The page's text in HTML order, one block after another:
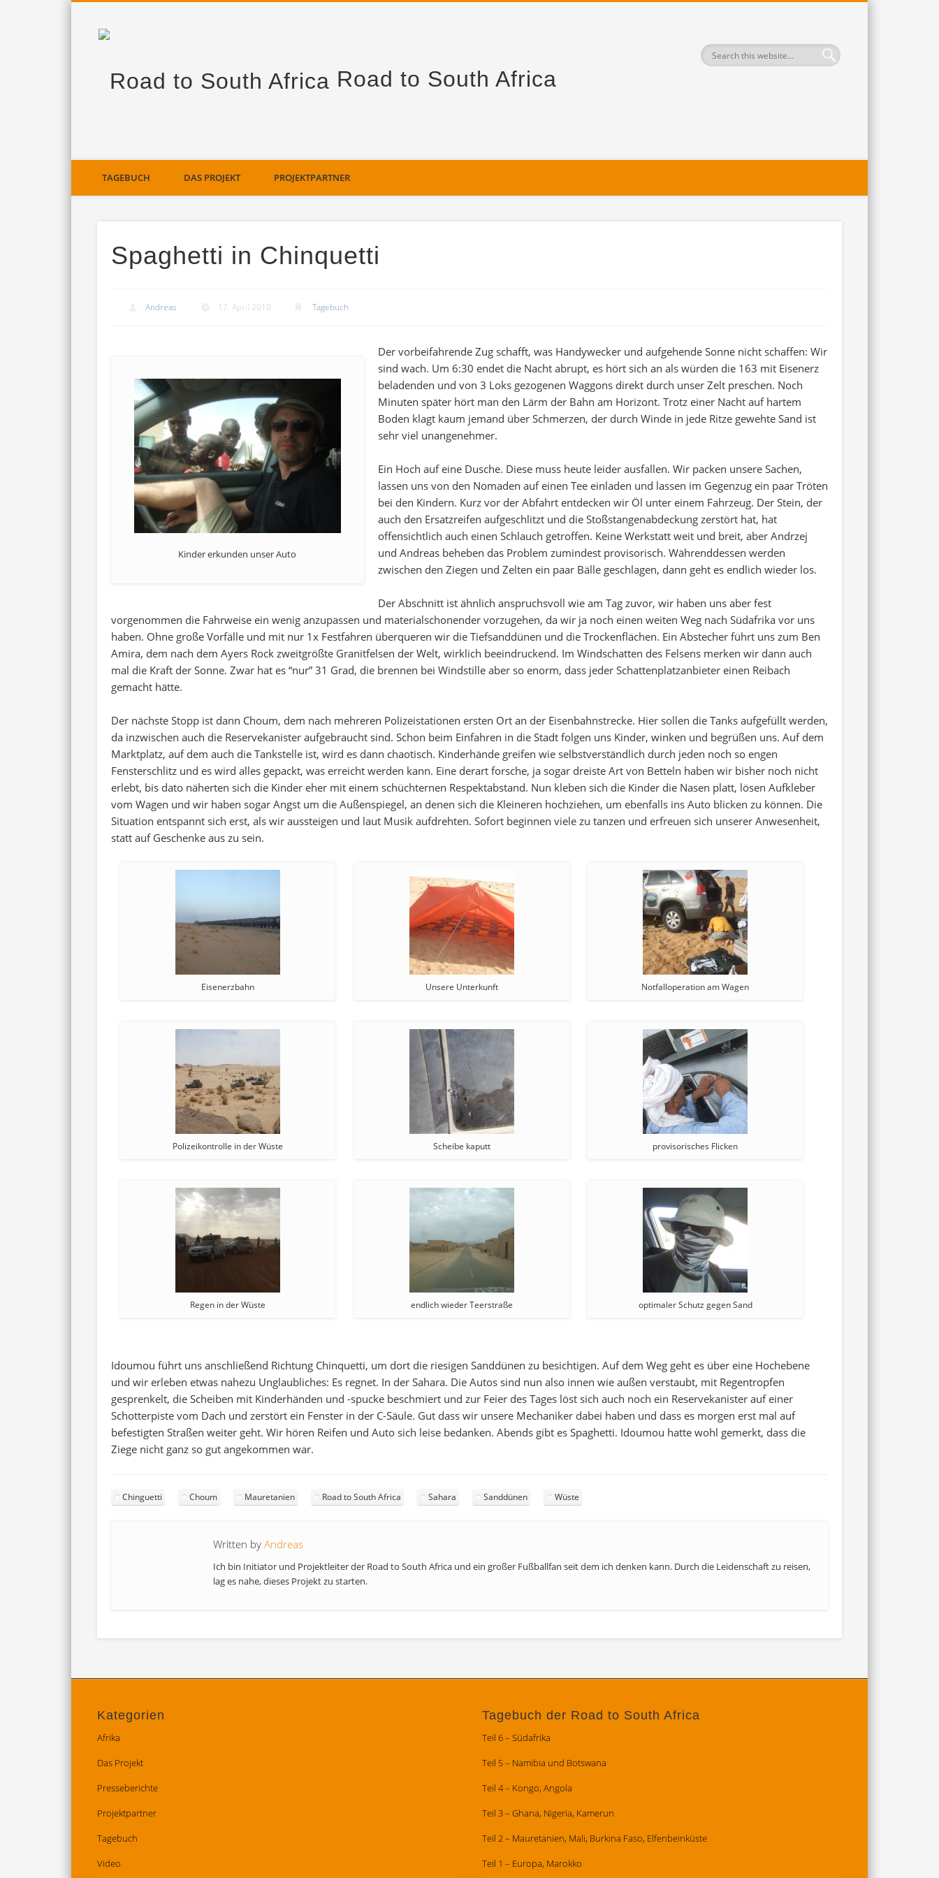
Road to South Africa
TAGEBUCH DAS PROJEKT PROJEKTPARTNER
Spaghetti in Chinquetti
Andreas 17. April 2010 Tagebuch
Kinder erkunden unser Auto
Der vorbeifahrende Zug schafft, was Handywecker und aufgehende Sonne nicht schaffen: Wir
sind wach. Um 6:30 endet die Nacht abrupt, es hört sich an als würden die 163 mit Eisenerz
beladenden und von 3 Loks gezogenen Waggons direkt durch unser Zelt preschen. Noch
Minuten später hört man den Lärm der Bahn am Horizont. Trotz einer Nacht auf hartem
Boden klagt kaum jemand über Schmerzen, der durch Winde in jede Ritze gewehte Sand ist
sehr viel unangenehmer.
Ein Hoch auf eine Dusche. Diese muss heute leider ausfallen. Wir packen unsere Sachen,
lassen uns von den Nomaden auf einen Tee einladen und lassen im Gegenzug ein paar Tröten
bei den Kindern. Kurz vor der Abfahrt entdecken wir Öl unter einem Fahrzeug. Der Stein, der
auch den Ersatzreifen aufgeschlitzt und die Stoßstangenabdeckung zerstört hat, hat
offensichtlich auch einen Schlauch getroffen. Keine Werkstatt weit und breit, aber Andrzej
und Andreas beheben das Problem zumindest provisorisch. Währenddessen werden
zwischen den Ziegen und Zelten ein paar Bälle geschlagen, dann geht es endlich wieder los.
Der Abschnitt ist ähnlich anspruchsvoll wie am Tag zuvor, wir haben uns aber fest
vorgenommen die Fahrweise ein wenig anzupassen und materialschonender vorzugehen, da wir ja noch einen weiten Weg nach Südafrika vor uns
haben. Ohne große Vorfälle und mit nur 1x Festfahren überqueren wir die Tiefsanddünen und die Trockenflächen. Ein Abstecher führt uns zum Ben
Amira, dem nach dem Ayers Rock zweitgrößte Granitfelsen der Welt, wirklich beeindruckend. Im Windschatten des Felsens merken wir dann auch
mal die Kraft der Sonne. Zwar hat es “nur” 31 Grad, die brennen bei Windstille aber so enorm, dass jeder Schattenplatzanbieter einen Reibach
gemacht hätte.
Der nächste Stopp ist dann Choum, dem nach mehreren Polizeistationen ersten Ort an der Eisenbahnstrecke. Hier sollen die Tanks aufgefüllt werden,
da inzwischen auch die Reservekanister aufgebraucht sind. Schon beim Einfahren in die Stadt folgen uns Kinder, winken und begrüßen uns. Auf dem
Marktplatz, auf dem auch die Tankstelle ist, wird es dann chaotisch. Kinderhände greifen wie selbstverständlich durch jeden noch so engen
Fensterschlitz und es wird alles gepackt, was erreicht werden kann. Eine derart forsche, ja sogar dreiste Art von Betteln haben wir bisher noch nicht
erlebt, bis dato näherten sich die Kinder eher mit einem schüchternen Respektabstand. Nun kleben sich die Kinder die Nasen platt, lösen Aufkleber
vom Wagen und wir haben sogar Angst um die Außenspiegel, an denen sich die Kleineren hochziehen, um ebenfalls ins Auto blicken zu können. Die
Situation entspannt sich erst, als wir aussteigen und laut Musik aufdrehten. Sofort beginnen viele zu tanzen und erfreuen sich unserer Anwesenheit,
statt auf Geschenke aus zu sein.
Eisenerzbahn Unsere Unterkunft Notfalloperation am Wagen
Polizeikontrolle in der Wüste Scheibe kaputt provisorisches Flicken
Regen in der Wüste endlich wieder Teerstraße optimaler Schutz gegen Sand
Idoumou führt uns anschließend Richtung Chinquetti, um dort die riesigen Sanddünen zu besichtigen. Auf dem Weg geht es über eine Hochebene
und wir erleben etwas nahezu Unglaubliches: Es regnet. In der Sahara. Die Autos sind nun also innen wie außen verstaubt, mit Regentropfen
gesprenkelt, die Scheiben mit Kinderhänden und -spucke beschmiert und zur Feier des Tages löst sich auch noch ein Reservekanister auf einer
Schotterpiste vom Dach und zerstört ein Fenster in der C-Säule. Gut dass wir unsere Mechaniker dabei haben und dass es morgen erst mal auf
befestigten Straßen weiter geht. Wir hören Reifen und Auto sich leise bedanken. Abends gibt es Spaghetti. Idoumou hatte wohl gemerkt, dass die
Ziege nicht ganz so gut angekommen war.
Chinguetti Choum Mauretanien Road to South Africa Sahara Sanddünen Wüste
Written by Andreas
Ich bin Initiator und Projektleiter der Road to South Africa und ein großer Fußballfan seit dem ich denken kann. Durch die Leidenschaft zu reisen,
lag es nahe, dieses Projekt zu starten.
Kategorien
Afrika
Das Projekt
Presseberichte
Projektpartner
Tagebuch
Video
Tagebuch der Road to South Africa
Teil 6 – Südafrika
Teil 5 – Namibia und Botswana
Teil 4 – Kongo, Angola
Teil 3 – Ghana, Nigeria, Kamerun
Teil 2 – Mauretanien, Mali, Burkina Faso, Elfenbeinküste
Teil 1 – Europa, Marokko